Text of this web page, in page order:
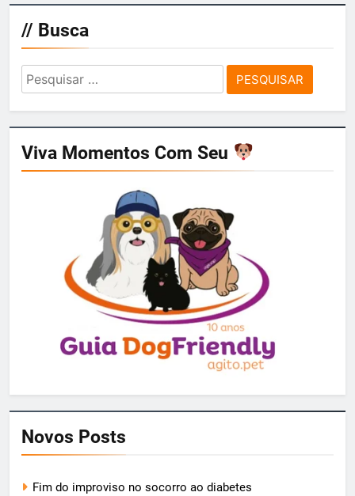
// Busca
Pesquisar
por:
Viva Momentos Com Seu
Novos Posts
Fim do improviso no socorro ao diabetes